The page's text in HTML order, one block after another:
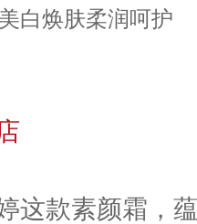
美白焕肤柔润呵护
这款素颜霜，